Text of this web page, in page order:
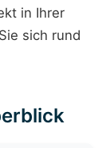
in Ihrer
sich rund